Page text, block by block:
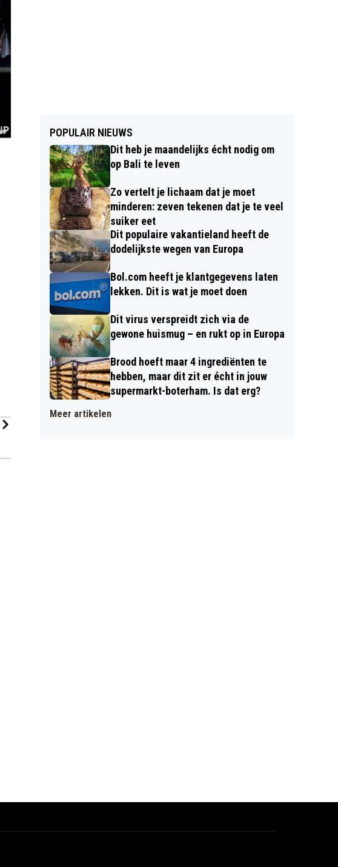
POPULAIR NIEUWS
Dit heb je maandelijks écht nodig om
op Bali te leven
Zo vertelt je lichaam dat je moet
minderen: zeven tekenen dat je te veel
suiker eet
Dit populaire vakantieland heeft de
dodelijkste wegen van Europa
Bol.com heeft je klantgegevens laten
lekken. Dit is wat je moet doen
Dit virus verspreidt zich via de
gewone huismug – en rukt op in Europa
Brood hoeft maar 4 ingrediënten te
hebben, maar dit zit er écht in jouw
supermarkt-boterham. Is dat erg?
Meer artikelen